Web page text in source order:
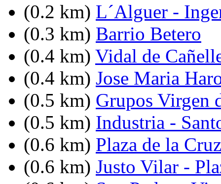
(0.2 km) L´Alguer -
(0.3 km) Barrio Betero
(0.4 km) Vidal de
(0.4 km) Jose Maria
(0.5 km) Grupos Virgen
(0.5 km) Industria -
(0.6 km) Plaza de la
(0.6 km) Justo Vilar -